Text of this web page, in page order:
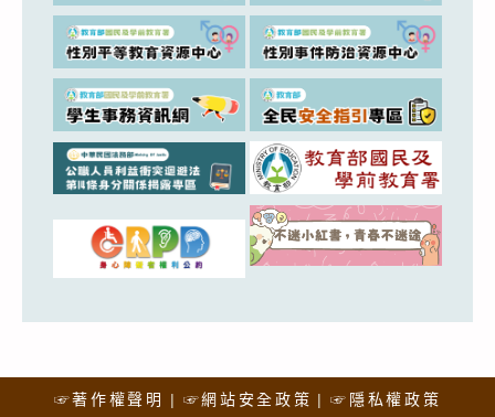
☞著作權聲明 ☞網站安全政策 ☞隱私權政策